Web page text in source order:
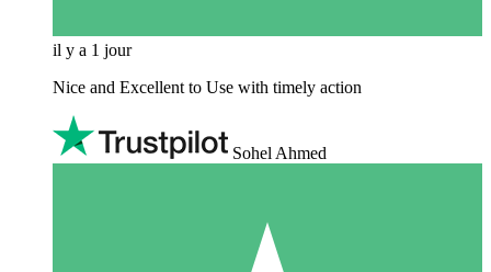
il y a 1 jour
Nice and Excellent to Use with timely action
Sohel Ahmed